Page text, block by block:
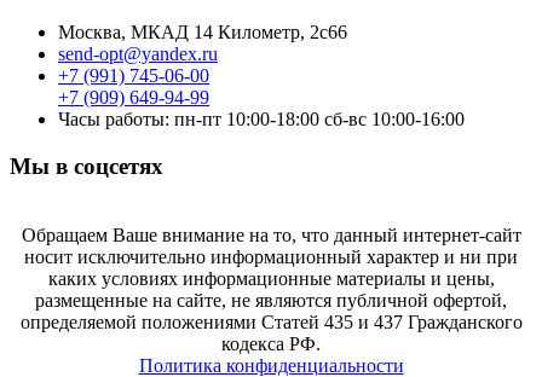
Москва, МКАД 14 Километр, 2с66
send-opt@yandex.ru
+7 (991) 745-06-00
+7 (909) 649-94-99
Часы работы: пн-пт 10:00-18:00 сб-вс 10:00-16:00
Мы в соцсетях
Обращаем Ваше внимание на то, что данный интернет-сайт
носит исключительно информационный характер и ни при
каких условиях информационные материалы и цены,
размещенные на сайте, не являются публичной офертой,
определяемой положениями Статей 435 и 437 Гражданского
кодекса РФ.
Политика конфиденциальности